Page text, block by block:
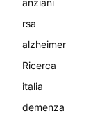
anziani
rsa
alzheimer
Ricerca
italia
demenza